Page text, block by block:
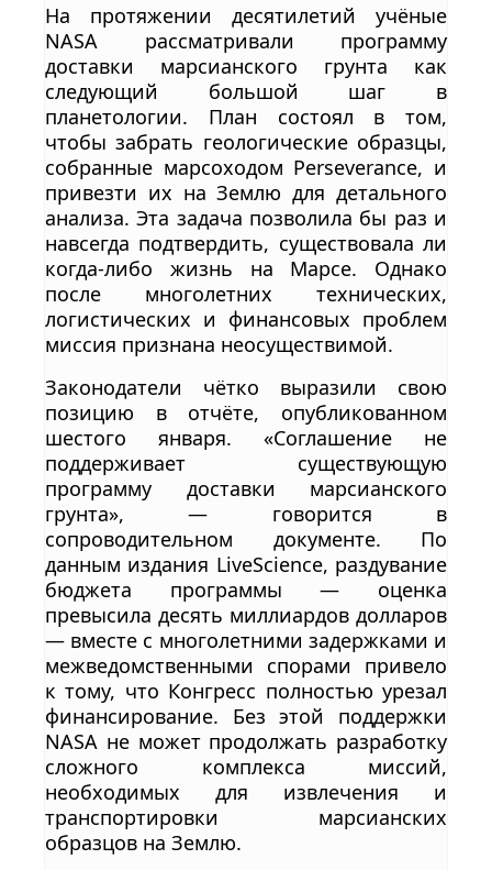
На протяжении десятилетий учёные
NASA рассматривали программу
доставки марсианского грунта как
следующий большой шаг в
планетологии. План состоял в том,
чтобы забрать геологические образцы,
собранные марсоходом Perseverance, и
привезти их на Землю для детального
анализа. Эта задача позволила бы раз и
навсегда подтвердить, существовала ли
когда-либо жизнь на Марсе. Однако
после многолетних технических,
логистических и финансовых проблем
миссия признана неосуществимой.
Законодатели чётко выразили свою
позицию в отчёте, опубликованном
шестого января. «Соглашение не
поддерживает существующую
программу доставки марсианского
грунта», — говорится в
сопроводительном документе. По
данным издания LiveScience, раздувание
бюджета программы — оценка
превысила десять миллиардов долларов
— вместе с многолетними задержками и
межведомственными спорами привело
к тому, что Конгресс полностью урезал
финансирование. Без этой поддержки
NASA не может продолжать разработку
сложного комплекса миссий,
необходимых для извлечения и
транспортировки марсианских
образцов на Землю.